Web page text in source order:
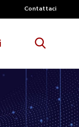
Contattaci